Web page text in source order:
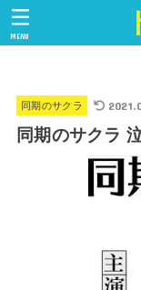
MENU
同期のサクラ
同期のサクラ